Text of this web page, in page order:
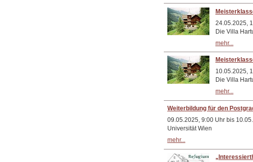
24.05.2025,
Die Villa
mehr...
10.05.2025,
Die Villa
mehr...
Weiterbildung für den
09.05.2025, 9:00 Uhr bis
Universität Wien
mehr...